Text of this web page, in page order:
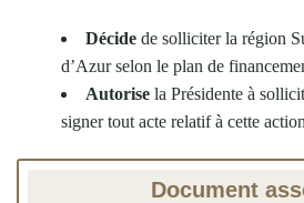
Décide de solliciter la région
d’Azur selon le plan de
Autorise la Présidente à
signer tout acte relatif à cette action
Document